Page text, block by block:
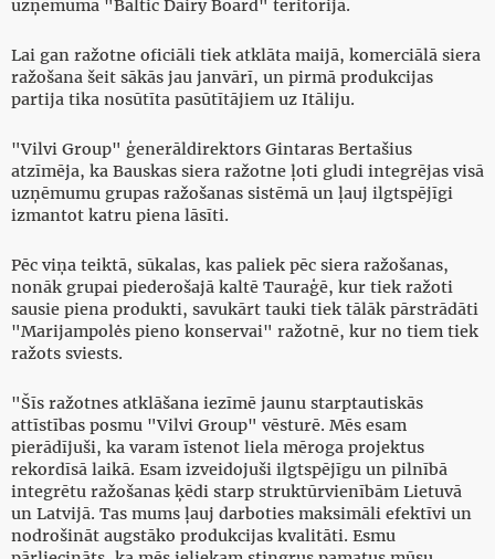
uzņēmuma "Baltic Dairy Board" teritorijā.
Lai gan ražotne oficiāli tiek atklāta maijā, komerciālā siera
ražošana šeit sākās jau janvārī, un pirmā produkcijas
partija tika nosūtīta pasūtītājiem uz Itāliju.
"Vilvi Group" ģenerāldirektors Gintaras Bertašius
atzīmēja, ka Bauskas siera ražotne ļoti gludi integrējas visā
uzņēmumu grupas ražošanas sistēmā un ļauj ilgtspējīgi
izmantot katru piena lāsīti.
Pēc viņa teiktā, sūkalas, kas paliek pēc siera ražošanas,
nonāk grupai piederošajā kaltē Tauraģē, kur tiek ražoti
sausie piena produkti, savukārt tauki tiek tālāk pārstrādāti
"Marijampolės pieno konservai" ražotnē, kur no tiem tiek
ražots sviests.
"Šīs ražotnes atklāšana iezīmē jaunu starptautiskās
attīstības posmu "Vilvi Group" vēsturē. Mēs esam
pierādījuši, ka varam īstenot liela mēroga projektus
rekordīsā laikā. Esam izveidojuši ilgtspējīgu un pilnībā
integrētu ražošanas ķēdi starp struktūrvienībām Lietuvā
un Latvijā. Tas mums ļauj darboties maksimāli efektīvi un
nodrošināt augstāko produkcijas kvalitāti. Esmu